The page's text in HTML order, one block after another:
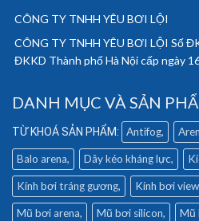
CÔNG TY TNHH YÊU BƠI LỘI
CÔNG TY TNHH YÊU BƠI LỘI Số
ĐKKD Thành phố Hà Nội cấp ngày
DANH MỤC VÀ SẢN
Antifog
Balo arena Dây kéo kháng lực
Kính bơi tráng gương Kính bơi view
Mũ bơi arena Mũ bơi silicon Mũ